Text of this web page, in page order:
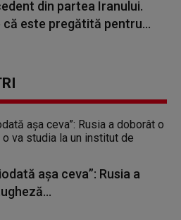
din partea Iranului.
este pregătită pentru...
așa ceva”: Rusia a